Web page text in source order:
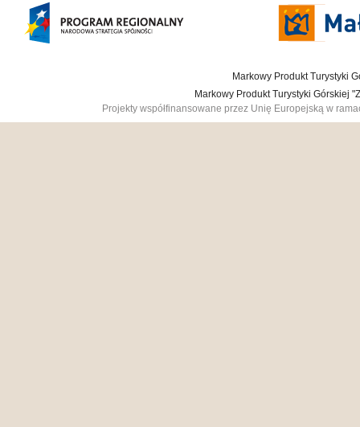
Markowy Produkt Turystyki
Markowy Produkt Turystyki Górskiej
Projekty współfinansowane przez Unię Europejską w